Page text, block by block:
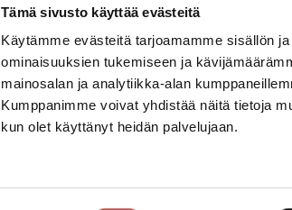
Tämä sivusto käyttää evästeitä
Käytämme evästeitä tarjoamamme sisällön
ominaisuuksien tukemiseen ja
mainosalan ja analytiikka-alan
Kumppanimme voivat yhdistää näitä tietoja
kun olet käyttänyt heidän palvelujaan.
Palautelomake
Saavutettavuusseloste
Tietosuoja